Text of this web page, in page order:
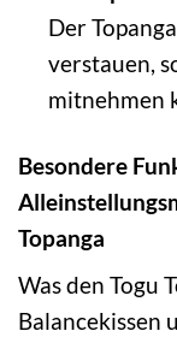
Der
verstauen,
mitnehmen
Besondere
Topanga
Was den Togu
Balancekissen